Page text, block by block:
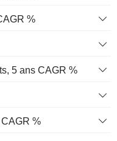
%
5 ans CAGR %
%